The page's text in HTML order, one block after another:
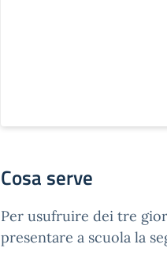
Cosa serve
Per usufruire dei tre
presentare a scuola la